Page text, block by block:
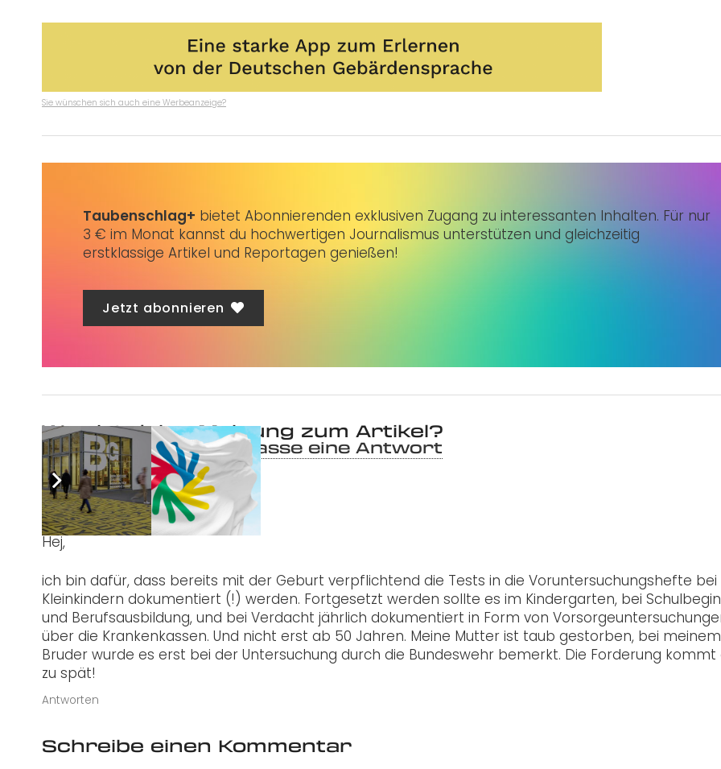
Sie wünschen sich auch eine Werbeanzeige?
Taubenschlag+ bietet Abonnierenden exklusiven Zugang zu interessanten Inhalten. Für nur
3 € im Monat kannst du hochwertigen Journalismus unterstützen und gleichzeitig
erstklassige Artikel und Reportagen genießen!
Jetzt abonnieren
Was ist deine Meinung zum Artikel?
1Kommentar. Hinterlasse eine Antwort
P. Sehsah
23. Januar 2023 6:05
Hej,
ich bin dafür, dass bereits mit der Geburt verpflichtend die Tests in die Voruntersuchungshefte bei
Kleinkindern dokumentiert (!) werden. Fortgesetzt werden sollte es im Kindergarten, bei
und Berufsausbildung, und bei Verdacht jährlich dokumentiert in Form von
über die Krankenkassen. Und nicht erst ab 50 Jahren. Meine Mutter ist taub gestorben, bei meinem
Bruder wurde es erst bei der Untersuchung durch die Bundeswehr bemerkt. Die Forderung kommt
zu spät!
Antworten
Schreibe einen Kommentar